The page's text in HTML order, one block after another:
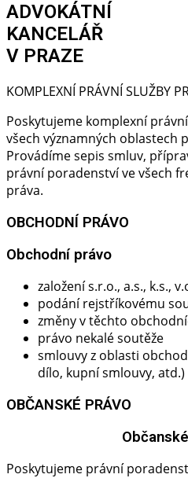
ADVOKÁTNÍ
KANCELÁŘ
V PRAZE
KOMPLEXNÍ PRÁVNÍ SLUŽBY
Poskytujeme komplexní
všech významných oblastech
Provádíme sepis smluv,
právní poradenství ve všech
práva.
OBCHODNÍ PRÁVO
Obchodní právo​
založení s.r.o., a.s., k.s.,
podání rejstříkovému
změny v těchto
právo nekalé soutěže
smlouvy z oblasti
dílo, kupní smlouvy, atd.)
OBČANSKÉ PRÁVO
Poskytujeme právní